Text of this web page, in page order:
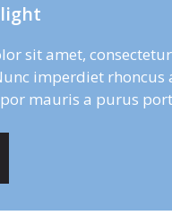
sit amet, consectetur
imperdiet rhoncus
mauris a purus